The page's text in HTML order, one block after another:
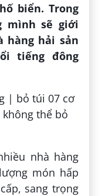
biển. Trong
mình sẽ giới
hàng hải sản
tiếng đông
nhà hàng
món hấp
sang trọng